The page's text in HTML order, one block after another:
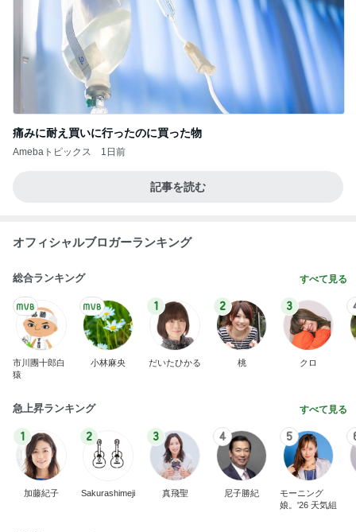
痛みに耐え買いに行ったのに買った物
Amebaトピックス 1日前
記事を読む
オフィシャルブロガーランキング
総合ランキング すべて見る
市川團十郎白
猿
小林麻央
1
だいたひかる
2
桃
3
クロ
急上昇ランキング すべて見る
1
加藤紀子
2
Sakurashimeji
3
真飛聖
4
尼子勝紀
5
モーニング
娘。'26 天気組